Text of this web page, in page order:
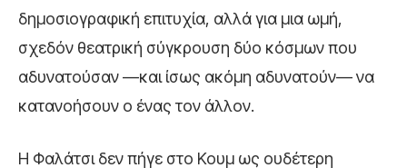
δημοσιογραφική επιτυχία, αλλά για μια ωμή,
σχεδόν θεατρική σύγκρουση δύο κόσμων που
αδυνατούσαν —και ίσως ακόμη αδυνατούν— να
κατανοήσουν ο ένας τον άλλον.
Η Φαλάτσι δεν πήγε στο Κουμ ως ουδέτερη